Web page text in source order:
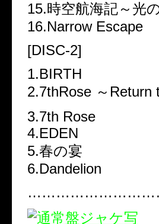
15.時空航海記～光
16.Narrow Escape
[DISC-2]
1.BIRTH
2.7thRose ～Return
3.7th Rose
4.EDEN
5.春の宴
6.Dandelion